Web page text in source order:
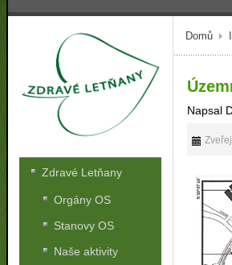
Domů
Napsal
Zdravé Letňany
Orgány OS
Stanovy OS
Naše aktivity